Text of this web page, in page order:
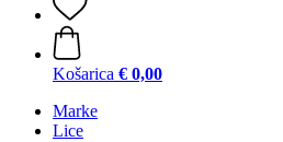
Košarica € 0,00
Marke
Lice